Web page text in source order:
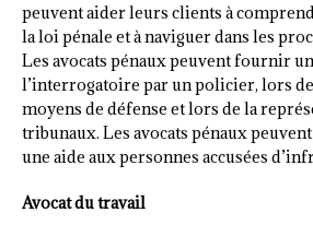
peuvent aider leurs clients à
la loi pénale et à naviguer dans les
Les avocats pénaux peuvent fournir
l’interrogatoire par un policier, lors
moyens de défense et lors de la
tribunaux. Les avocats pénaux
une aide aux personnes accusées
Avocat du travail